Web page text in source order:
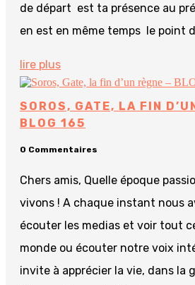
de départ est ta présence au
en est en même temps le point
lire plus
SOROS, GATE, LA FIN
BLOG 165
0 Commentaires
Chers amis, Quelle époque
vivons ! A chaque instant nous
écouter les medias et voir tout
monde ou écouter notre voix
invite à apprécier la vie, dans la